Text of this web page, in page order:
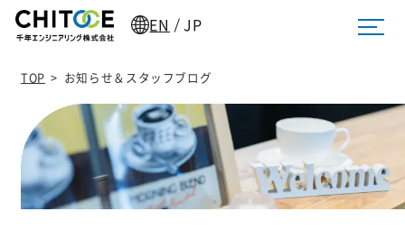
EN /JP
TOP > お知らせ＆スタッフブログ